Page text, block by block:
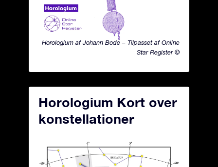
Horologium af Johann Bode – Tilpasset af Online
Star Register ©
Horologium Kort over
konstellationer